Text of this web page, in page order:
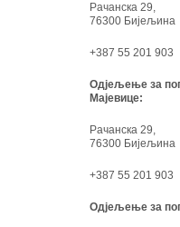
Рачанска 29,
76300 Бијељина
+387 55 201 903
Одјељење за
Мајевице:
Рачанска 29,
76300 Бијељина
+387 55 201 903
Одјељење за